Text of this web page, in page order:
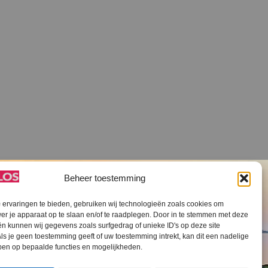
Beheer toestemming
ervaringen te bieden, gebruiken wij technologieën zoals cookies om
je apparaat op te slaan en/of te raadplegen. Door in te stemmen met deze
kunnen wij gegevens zoals surfgedrag of unieke ID's op deze site
je geen toestemming geeft of uw toestemming intrekt, kan dit een nadelige
op bepaalde functies en mogelijkheden.
SLOS ANBI Contact
Cookiebeleid (EU)